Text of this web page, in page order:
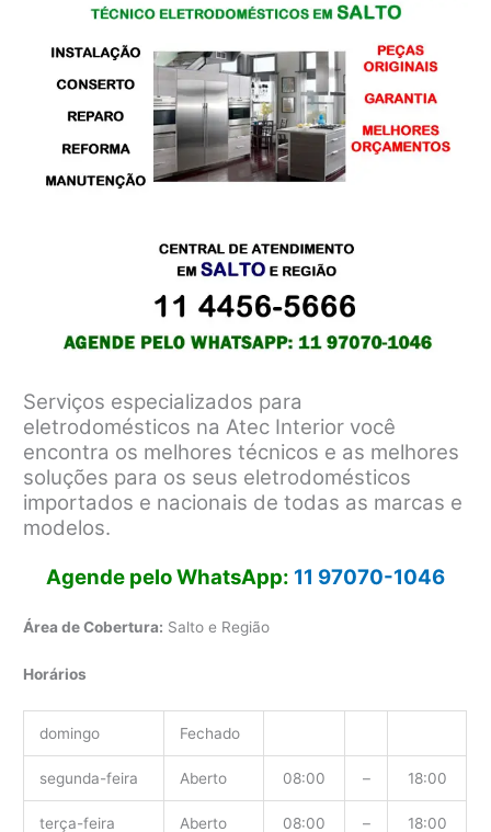
Serviços especializados para
eletrodomésticos na Atec Interior você
encontra os melhores técnicos e as melhores
soluções para os seus eletrodomésticos
importados e nacionais de todas as marcas e
modelos.
Agende pelo WhatsApp: 11 97070-1046
Área de Cobertura: Salto e Região
Horários
domingo Fechado
segunda-feira Aberto 08:00 – 18:00
terça-feira Aberto 08:00 – 18:00